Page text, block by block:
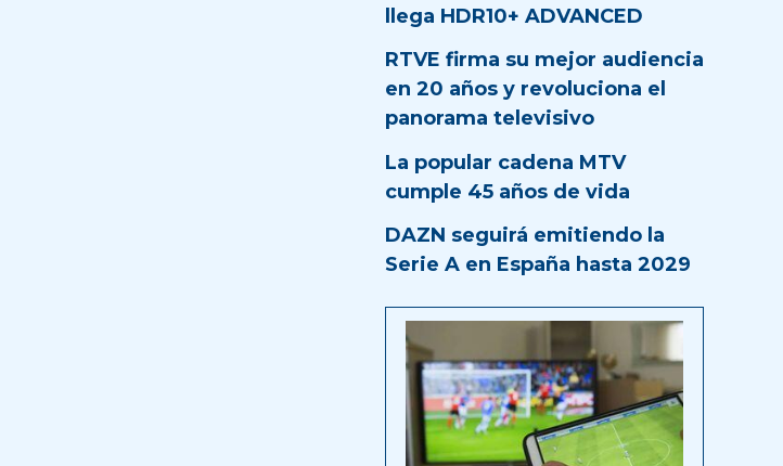
llega HDR10+ ADVANCED
RTVE firma su mejor audiencia
en 20 años y revoluciona el
panorama televisivo
La popular cadena MTV
cumple 45 años de vida
DAZN seguirá emitiendo la
Serie A en España hasta 2029